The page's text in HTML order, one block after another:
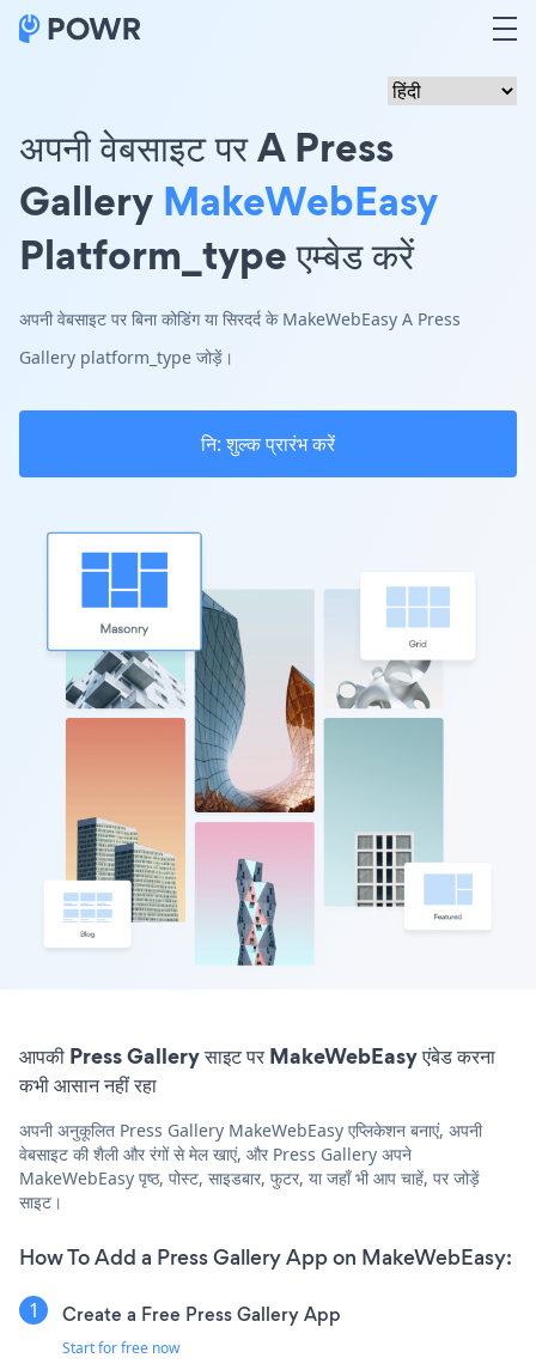
अपनी वेबसाइट पर A Press
Gallery MakeWebEasy
Platform_type एम्बेड करें
अपनी वेबसाइट पर बिना कोडिंग या सिरदर्द के MakeWebEasy A Press
Gallery platform_type जोड़ें।
नि: शुल्क प्रारंभ करें
आपकी Press Gallery साइट पर MakeWebEasy एंबेड करना
कभी आसान नहीं रहा
अपनी अनुकूलित Press Gallery MakeWebEasy एप्लिकेशन बनाएं, अपनी
वेबसाइट की शैली और रंगों से मेल खाएं, और Press Gallery अपने
MakeWebEasy पृष्ठ, पोस्ट, साइडबार, फुटर, या जहाँ भी आप चाहें, पर जोड़ें
साइट।
How To Add a Press Gallery App on MakeWebEasy:
Create a Free Press Gallery App
Start for free now